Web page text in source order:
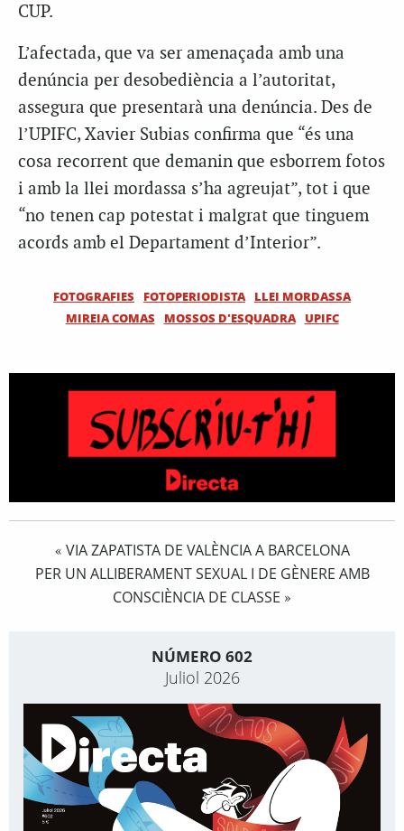
CUP.
L’afectada, que va ser amenaçada amb una
denúncia per desobediència a l’autoritat,
assegura que presentarà una denúncia. Des de
l’UPIFC, Xavier Subias confirma que “és una
cosa recorrent que demanin que esborrem fotos
i amb la llei mordassa s’ha agreujat”, tot i que
“no tenen cap potestat i malgrat que tinguem
acords amb el Departament d’Interior”.
FOTOGRAFIES FOTOPERIODISTA
LLEI MORDASSA
MIREIA COMAS
MOSSOS D'ESQUADRA UPIFC
« VIA ZAPATISTA DE VALÈNCIA A BARCELONA
PER UN ALLIBERAMENT SEXUAL I DE GÈNERE AMB
CONSCIÈNCIA DE CLASSE »
NÚMERO 602
Juliol 2026